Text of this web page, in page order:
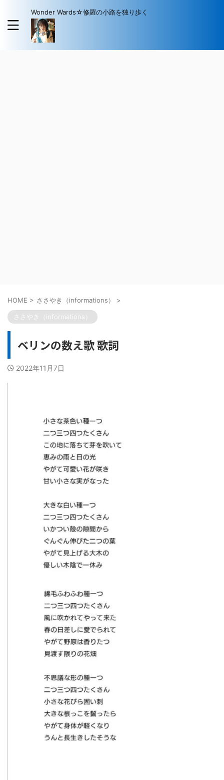
Wonder Wards☆修羅の小路を独り歩く
HOME > ささやき（informations） >
ささやき（informations）
ベリンの数え歌 歌詞
2022年11月7日